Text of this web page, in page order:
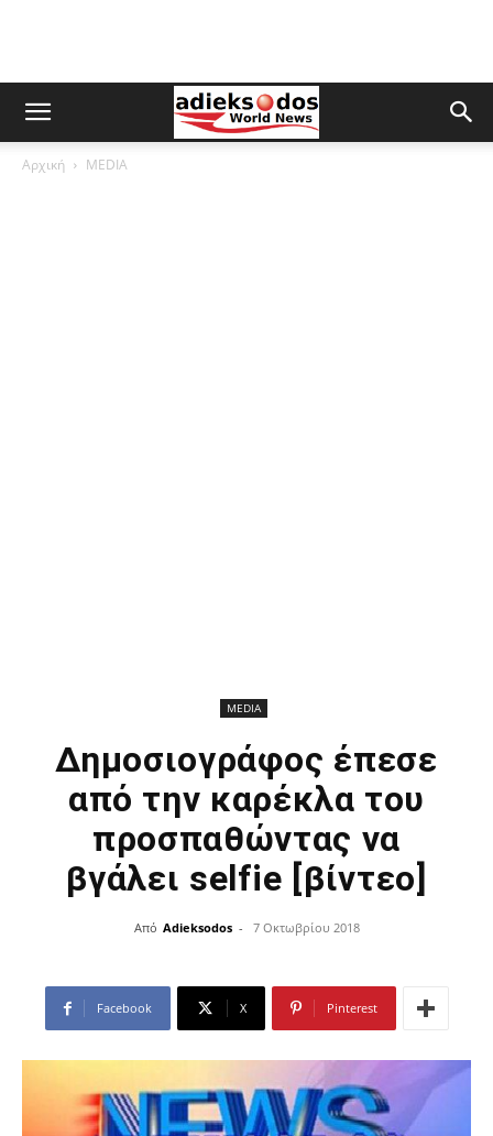
Αρχική MEDIA
MEDIA
Δημοσιογράφος έπεσε
από την καρέκλα του
προσπαθώντας να
βγάλει selfie [βίντεο]
Από Adieksodos - 7 Οκτωβρίου 2018
Facebook X Pinterest